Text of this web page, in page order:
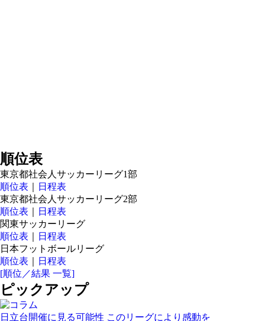
順位表
東京都社会人サッカーリーグ1部
順位表
日程表
東京都社会人サッカーリーグ2部
順位表
日程表
関東サッカーリーグ
順位表
日程表
日本フットボールリーグ
順位表
日程表
[順位／結果 一覧]
ピックアップ
日立台開催に見る可能性 このリーグにより感動を